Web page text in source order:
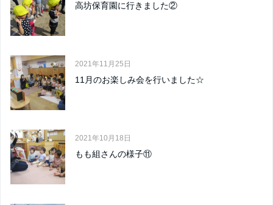
高坊保育園に行きました②
2021年11月25日
11月のお楽しみ会を行いました☆
2021年10月18日
もも組さんの様子⑪